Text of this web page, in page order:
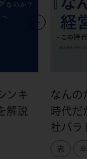
ンキ
解説
なんの
時代だ
社パラ
志